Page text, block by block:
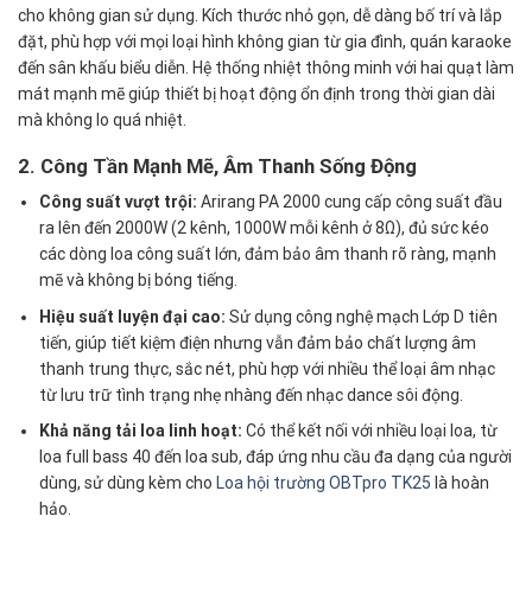
cho không gian sử dụng. Kích thước nhỏ gọn, dễ dàng bố trí và lắp
đặt, phù hợp với mọi loại hình không gian từ gia đình, quán karaoke
đến sân khấu biểu diễn. Hệ thống nhiệt thông minh với hai quạt làm
mát mạnh mẽ giúp thiết bị hoạt động ổn định trong thời gian dài
mà không lo quá nhiệt.
2. Công Tần Mạnh Mẽ, Âm Thanh Sống Động
Công suất vượt trội: Arirang PA 2000 cung cấp công suất đầu
ra lên đến 2000W (2 kênh, 1000W mỗi kênh ở 8Ω), đủ sức kéo
các dòng loa công suất lớn, đảm bảo âm thanh rõ ràng, mạnh
mẽ và không bị bóng tiếng.
Hiệu suất luyện đại cao: Sử dụng công nghệ mạch Lớp D tiên
tiến, giúp tiết kiệm điện nhưng vẫn đảm bảo chất lượng âm
thanh trung thực, sắc nét, phù hợp với nhiều thể loại âm nhạc
từ lưu trữ tình trạng nhẹ nhàng đến nhạc dance sôi động.
Khả năng tải loa linh hoạt: Có thể kết nối với nhiều loại loa, từ
loa full bass 40 đến loa sub, đáp ứng nhu cầu đa dạng của người
dùng, sử dùng kèm cho Loa hội trường OBTpro TK25 là hoàn
hảo.